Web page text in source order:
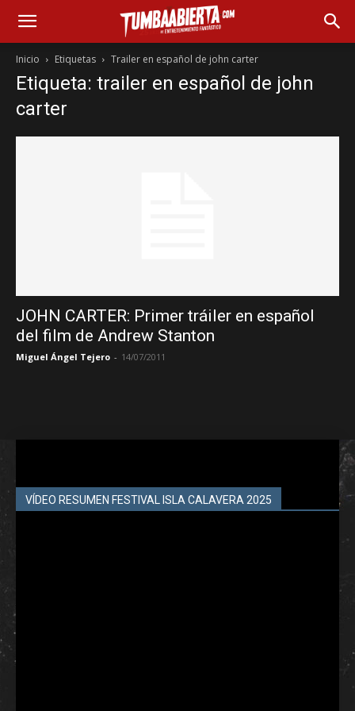
Inicio Etiquetas Trailer en español de john carter
Etiqueta: trailer en español de john
carter
JOHN CARTER: Primer tráiler en español
del film de Andrew Stanton
Miguel Ángel Tejero - 14/07/2011
VÍDEO RESUMEN FESTIVAL ISLA CALAVERA 2025